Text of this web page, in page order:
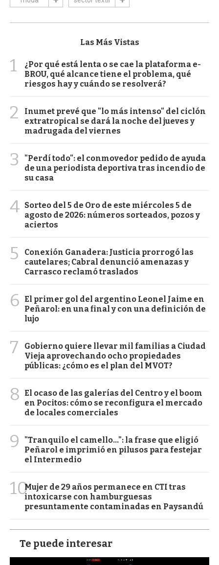
Las Más Vistas
1
¿Por qué está lenta o se cae la plataforma e-
BROU, qué alcance tiene el problema, qué
riesgos hay y cuándo se resolverá?
2
Inumet prevé que "lo más intenso" del ciclón
extratropical se dará la noche del jueves y
madrugada del viernes
3
"Perdí todo": el conmovedor pedido de ayuda
de una periodista deportiva tras incendio de
su casa
4 Sorteo del 5 de Oro de este miércoles 5 de
agosto de 2026: números sorteados, pozos y
aciertos
5
Conexión Ganadera: Justicia prorrogó las
cautelares; Cabral denunció amenazas y
Carrasco reclamó traslados
6
El primer gol del argentino Leonel Jaime en
Peñarol: en una final y con una definición de
lujo
7
Gobierno quiere llevar mil familias a Ciudad
Vieja aprovechando ocho propiedades
públicas: ¿cómo es el plan del MVOT?
8
El ocaso de las galerías del Centro y el boom
en Pocitos: cómo se reconfigura el mercado
de locales comerciales
9
"Tranquilo el camello...": la frase que eligió
Peñarol e imprimió en pilusos para festejar
el Intermedio
10Mujer de 29 años permanece en CTI tras
intoxicarse con hamburguesas
presuntamente contaminadas en Paysandú
Te puede interesar